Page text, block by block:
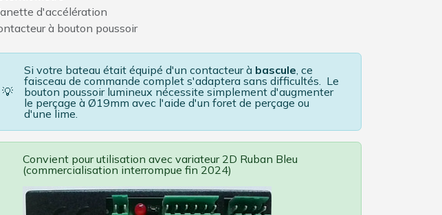
d'accélération
à bouton poussoir
💡
Si votre bateau était équipé d'un contacteur à bascule, ce
faisceau de commande complet s'adaptera sans difficultés. Le
bouton poussoir lumineux nécessite simplement d'augmenter
le perçage à Ø19mm avec l'aide d'un foret de perçage ou
d'une lime.
Convient pour utilisation avec variateur 2D Ruban Bleu
(commercialisation interrompue fin 2024)